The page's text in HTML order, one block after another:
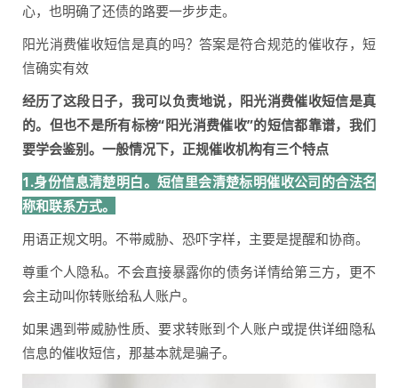
心，也明确了还债的路要一步步走。
阳光消费催收短信是真的吗？答案是符合规范的催收存，短
信确实有效
经历了这段日子，我可以负责地说，阳光消费催收短信是真
的。但也不是所有标榜“阳光消费催收”的短信都靠谱，我们
要学会鉴别。一般情况下，正规催收机构有三个特点
1.身份信息清楚明白。短信里会清楚标明催收公司的合法名
称和联系方式。
用语正规文明。不带威胁、恐吓字样，主要是提醒和协商。
尊重个人隐私。不会直接暴露你的债务详情给第三方，更不
会主动叫你转账给私人账户。
如果遇到带威胁性质、要求转账到个人账户或提供详细隐私
信息的催收短信，那基本就是骗子。